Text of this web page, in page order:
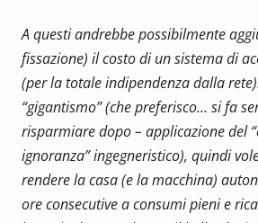
A questi andrebbe possibilmente
fissazione) il costo di un sistema di
(per la totale indipendenza dalla
“gigantismo” (che preferisco… si fa
risparmiare dopo – applicazione del
ignoranza” ingegneristico), quindi
rendere la casa (e la macchina)
ore consecutive a consumi pieni e